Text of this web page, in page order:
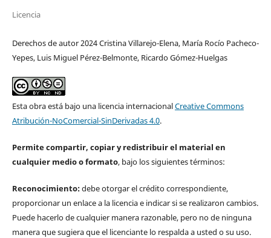
Licencia
Derechos de autor 2024 Cristina Villarejo-Elena, María Rocío Pacheco-
Yepes, Luis Miguel Pérez-Belmonte, Ricardo Gómez-Huelgas
Esta obra está bajo una licencia internacionalCreative Commons
Atribución-NoComercial-SinDerivadas 4.0.
Permite compartir, copiar y redistribuir el material en
cualquier medio o formato, bajo los siguientes términos:
Reconocimiento:debe otorgar el crédito correspondiente,
proporcionar un enlace a la licencia e indicar si se realizaron cambios.
Puede hacerlo de cualquier manera razonable, pero no de ninguna
manera que sugiera que el licenciante lo respalda a usted o su uso.